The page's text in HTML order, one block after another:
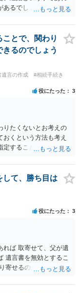
あるでしょう。 細かい
とで、関わり
るのでしょう
遺言の作成
#相続手続き
役にたった 3
りたくないとお考えの
くという方法も考え
定することもできます
あります。 一度、弁護
して、勝ち目は
役にたった 3
れば 取寄せて、父が遺
遺言書を無効とするこ
寄せるのが重要となり